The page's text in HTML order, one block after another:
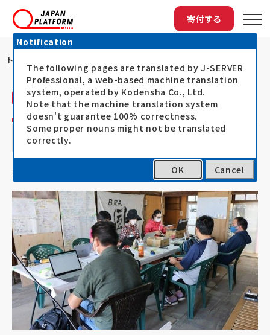
寄付する
トップ
活動レポート ADRA Japan（ADRA）
ADRAによる九州豪雨の被災地での公民館
復旧支援事業
21.05.31 2020年7月豪雨災害支援（令和2年7月豪雨）
Notification
The following pages are translated by J-SERVER
Professional, a web-based machine translation
system, operated by Kodensha Co., Ltd.
Note that the machine translation system
doesn't guarantee 100% correctness.
Some proper nouns might not be translated
correctly.
OK Cancel